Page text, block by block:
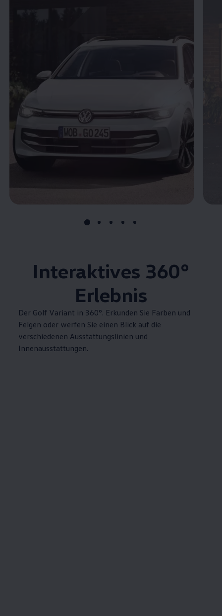
Interaktives 360°
Erlebnis
Der Golf Variant in 360°. Erkunden Sie Farben und
Felgen oder werfen Sie einen Blick auf die
verschiedenen Ausstattungslinien und
Innenausstattungen.